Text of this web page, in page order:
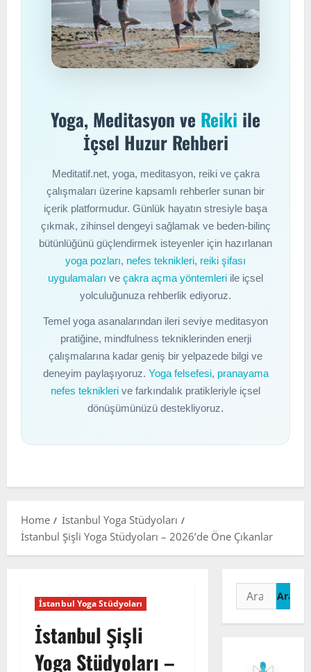
Yoga, Meditasyon ve Reiki ile
İçsel Huzur Rehberi
Meditatif.net, yoga, meditasyon, reiki ve çakra
çalışmaları üzerine kapsamlı rehberler sunan bir
içerik platformudur. Günlük hayatın stresiyle başa
çıkmak, zihinsel dengeyi sağlamak ve beden-bilinç
bütünlüğünü güçlendirmek isteyenler için hazırlanan
yoga pozları, nefes teknikleri, reiki şifası
uygulamaları ve çakra açma yöntemleri ile içsel
yolculuğunuza rehberlik ediyoruz.
Temel yoga asanalarından ileri seviye meditasyon
pratiğine, mindfulness tekniklerinden enerji
çalışmalarına kadar geniş bir yelpazede bilgi ve
deneyim paylaşıyoruz. Yoga felsefesi, pranayama
nefes teknikleri ve farkındalık pratikleriyle içsel
dönüşümünüzü destekliyoruz.
Home
İstanbul Yoga Stüdyoları
İstanbul Şişli Yoga Stüdyoları – 2026’de Öne Çıkanlar
İstanbul Yoga Stüdyoları
İstanbul Şişli
Yoga Stüdyoları –
Arama: